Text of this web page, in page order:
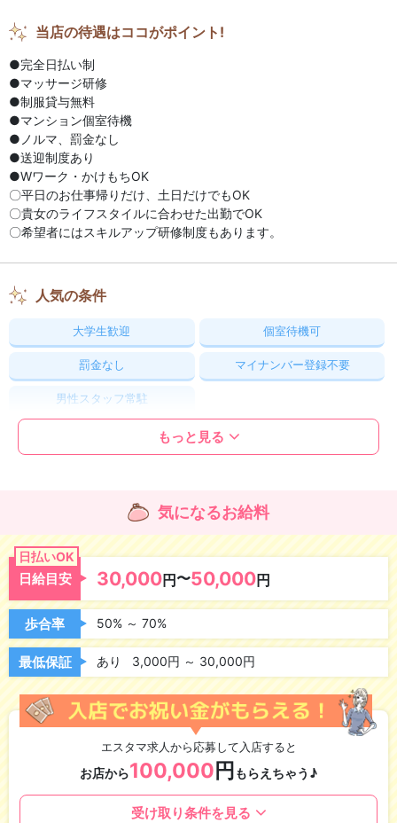
当店の待遇はココがポイント!
●完全日払い制
●マッサージ研修
●制服貸与無料
●マンション個室待機
●ノルマ、罰金なし
●送迎制度あり
●Wワーク・かけもちOK
〇平日のお仕事帰りだけ、土日だけでもOK
〇貴女のライフスタイルに合わせた出勤でOK
〇希望者にはスキルアップ研修制度もあります。
人気の条件
大学生歓迎 個室待機可
罰金なし マイナンバー登録不要
男性スタッフ常駐
指名料バックあり オプションバックあり
気になるお店の環境
アリバイ会社あり 寮完備
ニューオープン お店に宿泊可
もっと見る
気になるお給料
日払いOK
日給目安 30,000円〜50,000円
歩合率 50% ～ 70%
最低保証 あり 3,000円 ～ 30,000円
エスタマ求人から応募して入店すると
お店から100,000円 もらえちゃう♪
緊急限定キャンペーン！
出勤20日目50,000円支給受け取り条件を見る